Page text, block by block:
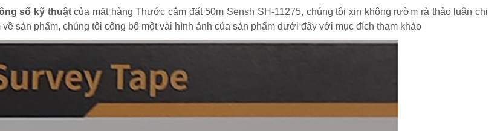
số kỹ thuậtcủa mặt hàng Thước cắm đất 50m Sensh SH-11275, chúng tôi xin không rườm rà thảo luận chi
sản phẩm, chúng tôi công bố một vài hình ảnh của sản phẩm dưới đây với mục đích tham khảo